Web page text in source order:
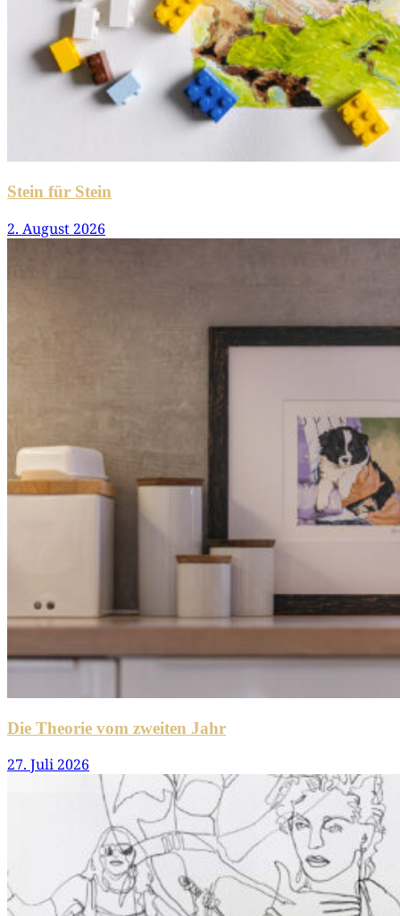
Stein für Stein
2. August 2026
Die Theorie vom zweiten Jahr
27. Juli 2026